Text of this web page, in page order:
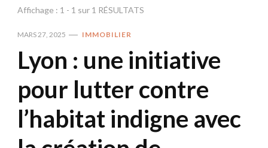
Affichage : 1 - 1 sur 1 RÉSULTATS
MARS 27, 2025 IMMOBILIER
Lyon : une initiative
pour lutter contre
l’habitat indigne avec